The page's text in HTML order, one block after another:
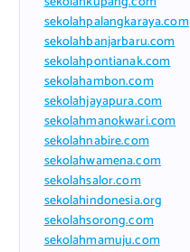
sekolahpalangkaraya.com
sekolahbanjarbaru.com
sekolahpontianak.com
sekolahambon.com
sekolahjayapura.com
sekolahmanokwari.com
sekolahnabire.com
sekolahwamena.com
sekolahsalor.com
sekolahindonesia.org
sekolahsorong.com
sekolahmamuju.com